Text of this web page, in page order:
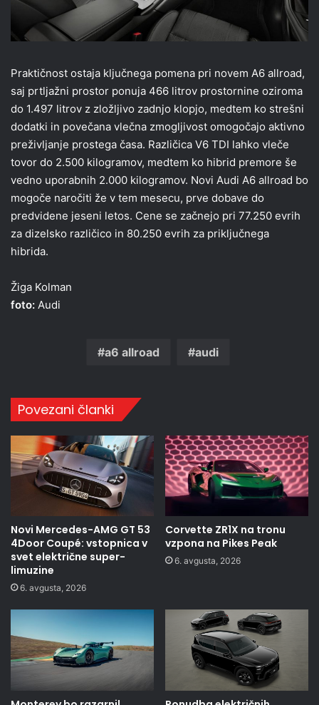
Praktičnost ostaja ključnega pomena pri novem A6 allroad,
saj prtljažni prostor ponuja 466 litrov prostornine oziroma
do 1.497 litrov z zložljivo zadnjo klopjo, medtem ko strešni
dodatki in povečana vlečna zmogljivost omogočajo aktivno
preživljanje prostega časa. Različica V6 TDI lahko vleče
tovor do 2.500 kilogramov, medtem ko hibrid premore še
vedno uporabnih 2.000 kilogramov. Novi Audi A6 allroad bo
mogoče naročiti že v tem mesecu, prve dobave do
predvidene jeseni letos. Cene se začnejo pri 77.250 evrih
za dizelsko različico in 80.250 evrih za priključnega
hibrida.
Žiga Kolman
foto: Audi
a6 allroad audi
Povezani članki
Novi Mercedes-AMG GT 53
4Door Coupé: vstopnica v
svet električne super-
limuzine
6. avgusta, 2026
Corvette ZR1X na tronu
vzpona na Pikes Peak
6. avgusta, 2026